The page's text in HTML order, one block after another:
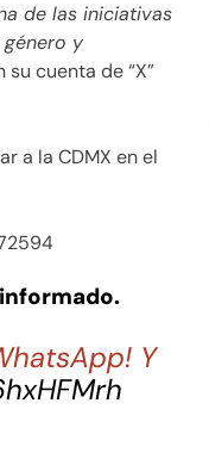
de las iniciativas
y
cuenta de “X”
a la CDMX en el
Y